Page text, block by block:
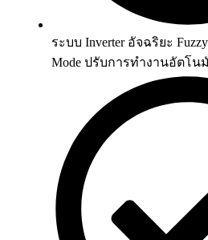
ระบบ Inverter อัจฉริยะ
Mode ปรับการทำงานอัตโน